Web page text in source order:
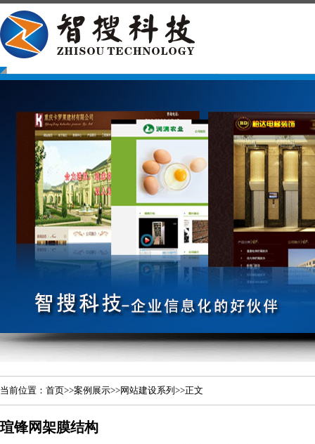
当前位置： 首页>>案例展示>>网站建设系列 >>正文
瑄锋网架膜结构